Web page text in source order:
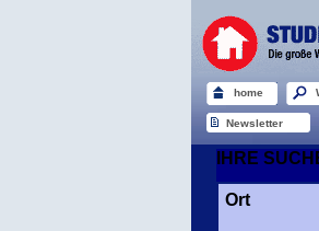
home
Newsletter
IHRE
Ort